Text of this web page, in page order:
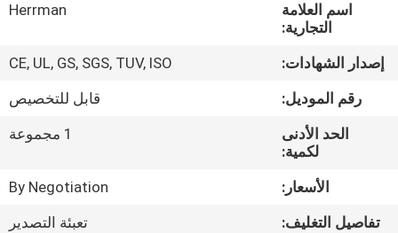
جولة
المعمل
مراقبة
الجودة
اسم العلامة
التجارية:
Herrman
إصدار الشهادات:
CE, UL, GS, SGS, TUV, ISO
رقم الموديل:
قابل للتخصيص
الحد الأدنى
لكمية:
1 مجموعة
الأسعار:
By Negotiation
تفاصيل التغليف:
تعبئة التصدير